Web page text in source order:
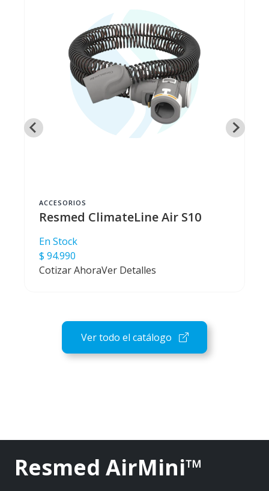
ACCESORIOS
Resmed ClimateLine Air S10
En Stock
$ 94.990
Cotizar AhoraVer Detalles
Ver todo el catálogo
Resmed AirMini™